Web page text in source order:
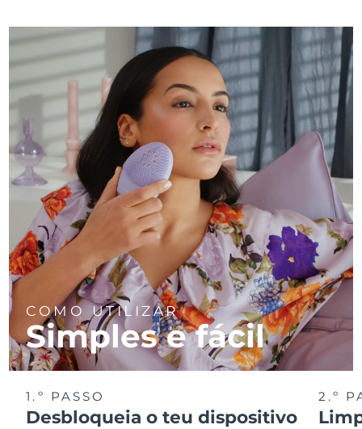
COMO UTILIZAR
Simples e fácil
1.º PASSO
Desbloqueia o teu dispositivo
2.º